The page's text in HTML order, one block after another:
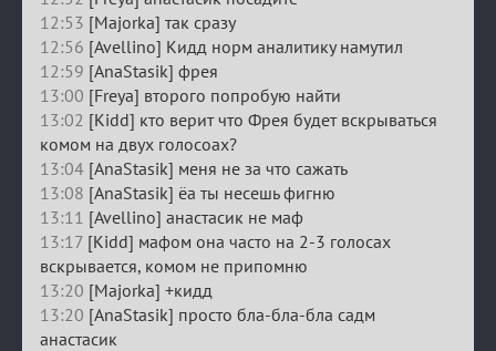
12:53 [Majorka] так сразу
12:56 [Avellino] Кидд норм аналитику намутил
12:59 [AnaStasik] фрея
13:00 [Freya] второго попробую найти
13:02 [Kidd] кто верит что Фрея будет вскрываться
комом на двух голосоах?
13:04 [AnaStasik] меня не за что сажать
13:08 [AnaStasik] ёа ты несешь фигню
13:11 [Avellino] анастасик не маф
13:17 [Kidd] мафом она часто на 2-3 голосах
вскрывается, комом не припомню
13:20 [Majorka] +кидд
13:20 [AnaStasik] просто бла-бла-бла садм
анастасик